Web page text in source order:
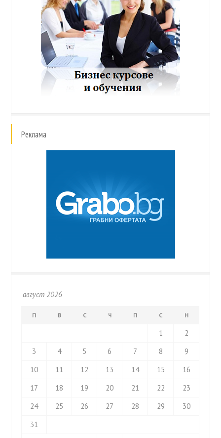
Реклама
август 2026
П В С Ч П С Н
1
2
3
4 5 6 7 8
9
10
11 12 13 14 15
16
17
18 19 20 21 22
23
24
25 26 27 28 29
30
31